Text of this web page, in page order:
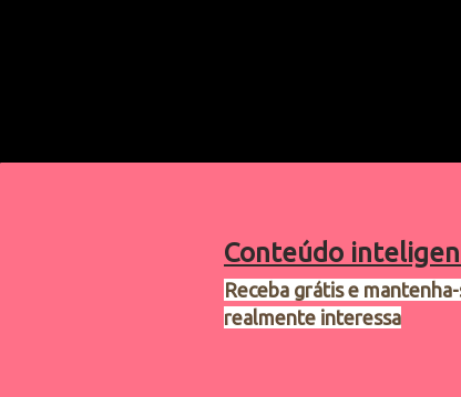
Conteúdo
Receba grátis e
realmente interessa